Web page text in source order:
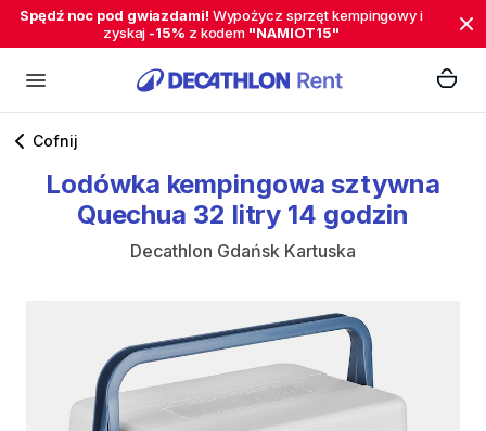
Spędź noc pod gwiazdami! Wypożycz sprzęt kempingowy i
zyskaj -15% z kodem "NAMIOT15"
Cofnij
Lodówka kempingowa sztywna
Quechua 32 litry 14 godzin
Decathlon Gdańsk Kartuska